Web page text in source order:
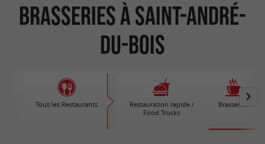
Brasseries à Saint-André-
du-Bois
Tous les Restaurants
Restauration rapide /
Food Trucks
Brasseries